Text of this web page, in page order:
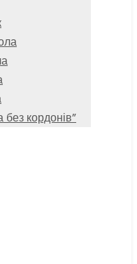
без кордонів”